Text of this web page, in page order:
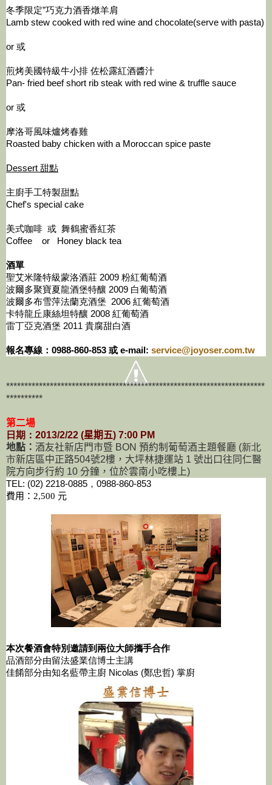
冬季限定”巧克力酒香燉羊肩
Lamb stew cooked with red wine and chocolate(serve with pasta)
or 或
煎烤美國特級牛小排 佐松露紅酒醬汁
Pan- fried beef short rib steak with red wine & truffle sauce
or 或
摩洛哥風味爐烤春雞
Roasted baby chicken with a Moroccan spice paste
Dessert 甜點
主廚手工特製甜點
Chef's special cake
美式咖啡 或 舞鶴蜜香紅茶
Coffee or Honey black tea
酒單
聖艾米隆特級蒙洛酒莊 2009 粉紅葡萄酒
波爾多聚寶夏龍酒堡特釀 2009 白葡萄酒
波爾多布雪萍法蘭克酒堡 2006 紅葡萄酒
卡特龍丘康絲坦特釀 2008 紅葡萄酒
雷丁亞克酒堡 2011 貴腐甜白酒
報名專線：0988-860-853 或 e-mail: service@joyoser.com.tw
***********************************************************************
**********
第二場
日期：2013/2/22 (星期五) 7:00 PM
地點： 酒友社新店門市暨 BON 預約制葡萄酒主題餐廳 (新北
市新店區中正路504號2樓，大坪林捷運站 1 號出口往同仁醫
院方向步行約 10 分鐘，位於雲南小吃樓上)
TEL: (02) 2218-0885 ，0988-860-853
費用：2,500 元
本次餐酒會特別邀請到兩位大師攜手合作
品酒部分由留法盛業信博士主講
佳餚部分由知名藍帶主廚 Nicolas (鄭忠哲) 掌廚